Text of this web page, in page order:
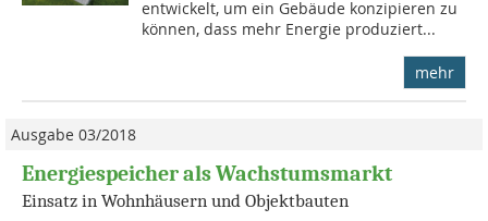
entwickelt, um ein Gebäude konzipieren zu
können, dass mehr Energie produziert...
mehr
Ausgabe 03/2018
Energiespeicher als Wachstumsmarkt
Einsatz in Wohnhäusern und Objektbauten